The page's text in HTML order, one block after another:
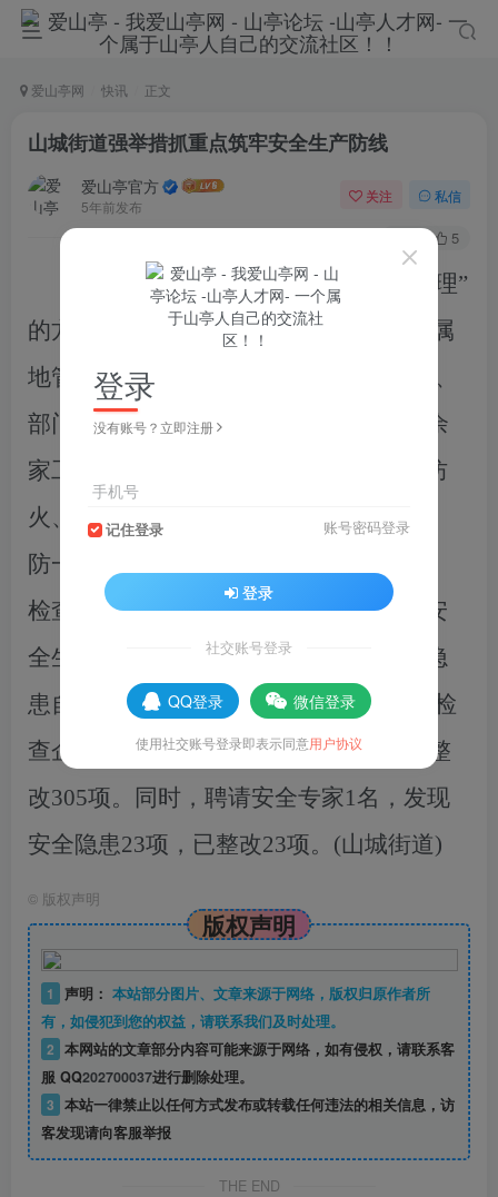
爱山亭网 快讯 正文
山城街道强举措抓重点筑牢安全生产防线
爱山亭官方
5年前发布
关注 私信
5
坚持“安全第一、预防为主、综合治理”
的方针，
“党政同责、一岗双责
”、“属
地管理”责任
企业自查、行业检查、
部门
督导相结合的方式
30余
家工贸企业、加油站、烟花爆竹、森林防
火、景区、建筑施工、交通运输、防汛、
防一氧化碳中毒等重点行业领域的督导、
检查，着力查隐患、堵漏洞，确保辖区安
全生产形势持续稳定。截至目前，企业隐
患自查隐患90条，已整改90条;开展执法检
查企业134次，发现安全隐患305项，已整
改305项。
同时， 聘请安全专家1名，发现
安全隐患23项，已整改23项。 (山城街道)
© 版权声明
版权声明
1 声明： 本站部分图片、文章来源于网络，版权归原作者所
有，如侵犯到您的权益，请联系我们及时处理。
2 本网站的文章部分内容可能来源于网络，如有侵权，请联系客
服 QQ202700037进行删除处理。
3 本站一律禁止以任何方式发布或转载任何违法的相关信息，访
客发现请向客服举报
THE END
登录
没有账号？立即注册
手机号
记住登录 账号密码登录
登录
社交账号登录
QQ登录 微信登录
使用社交账号登录即表示同意用户协议